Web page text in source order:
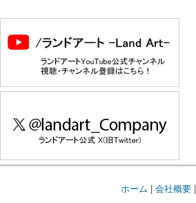
ホーム | 会社概要|